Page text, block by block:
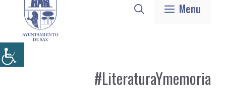
Menu
#LiteraturaYmemoria